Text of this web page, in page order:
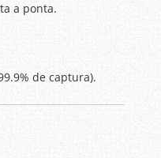
a ponta.
de captura).